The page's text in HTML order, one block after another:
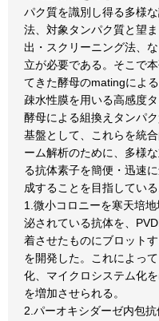
パク質を識別し得る多様
法、対象タンパク質と望
出・スクリーニング法、
立が必要である。そこで
てきた酵母のmatingによ
疎水性膜を用いる高感度
酵母による組換えタンパ
基盤として、これらを統
ーム解析のために、多様
る抗体素子を簡便・迅速
成することを目指している
1.微小コロニーを寒天培
泌されている抗体を、
着させたものにブロット
を開発した。これによっ
化、マイクロシステム化
を増加させられる。
2.パーオキシダーゼ内包